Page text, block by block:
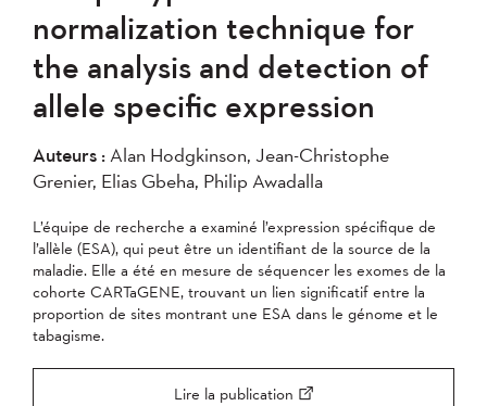
normalization technique for
the analysis and detection of
allele specific expression
Auteurs :Alan Hodgkinson, Jean-Christophe
Grenier, Elias Gbeha, Philip Awadalla
L’équipe de recherche a examiné l’expression spécifique de
l’allèle (ESA), qui peut être un identifiant de la source de la
maladie. Elle a été en mesure de séquencer les exomes de la
cohorte CARTaGENE, trouvant un lien significatif entre la
proportion de sites montrant une ESA dans le génome et le
tabagisme.
Lire la publication